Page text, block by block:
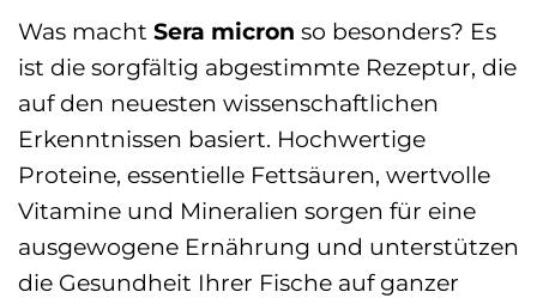
Was macht Sera micron so besonders? Es
ist die sorgfältig abgestimmte Rezeptur, die
auf den neuesten wissenschaftlichen
Erkenntnissen basiert. Hochwertige
Proteine, essentielle Fettsäuren, wertvolle
Vitamine und Mineralien sorgen für eine
ausgewogene Ernährung und unterstützen
die Gesundheit Ihrer Fische auf ganzer